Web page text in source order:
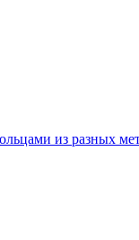
из разных